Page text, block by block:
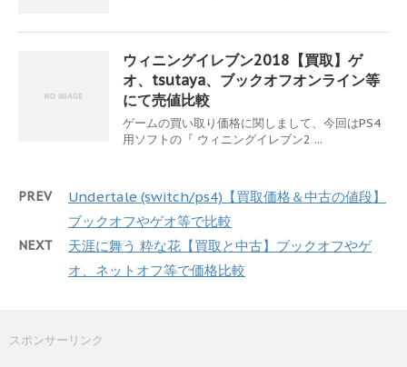
ウィニングイレブン2018【買取】ゲ
オ、tsutaya、ブックオフオンライン等
にて売値比較
ゲームの買い取り価格に関しまして、今回はPS4
用ソフトの『 ウィニングイレブン2 ...
PREV
Undertale (switch/ps4)【買取価格＆中古の値段】
ブックオフやゲオ等で比較
NEXT
天涯に舞う 粋な花【買取と中古】ブックオフやゲ
オ、ネットオフ等で価格比較
スポンサーリンク